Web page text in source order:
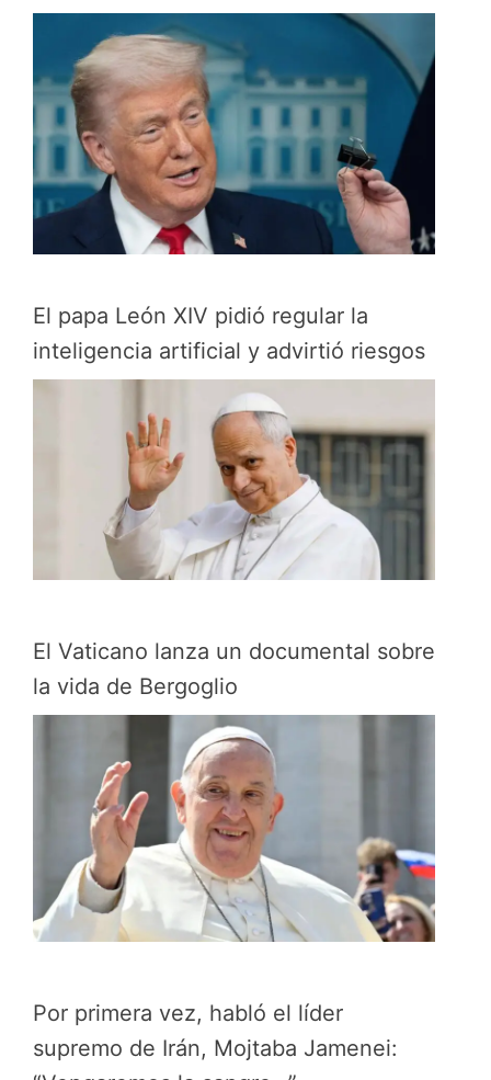
El papa León XIV pidió regular la
inteligencia artificial y advirtió riesgos
El Vaticano lanza un documental sobre
la vida de Bergoglio
Por primera vez, habló el líder
supremo de Irán, Mojtaba Jamenei: